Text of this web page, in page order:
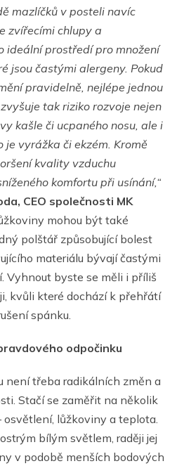
mazlíčků v posteli navíc
zvířecími chlupy a
ideální prostředí pro množení
jsou častými alergeny. Pokud
pravidelně, nejlépe jednou
tak riziko rozvoje nejen
kašle či ucpaného nosu, ale i
je vyrážka či ekzém. Kromě
kvality vzduchu
komfortu při usínání,“
CEO společnosti MK
mohou být také
polštář způsobující bolest
materiálu bývají častými
Vyhnout byste se měli i příliš
kvůli které dochází k přehřátí
spánku.
odpočinku
není třeba radikálních změn a
Stačí se zaměřit na několik
osvětlení, lůžkoviny a teplota.
bílým světlem, raději jej
v podobě menších bodových